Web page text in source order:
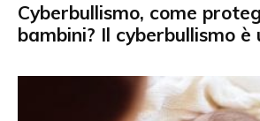
Cyberbullismo, come
bambini? Il cyberbullismo è